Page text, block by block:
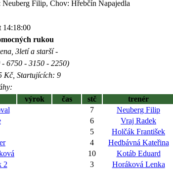
Filip, Chov: Hřebčín Napajedla
14:18:00
rukou
3letí a starší -
6750 - 3150 - 2250)
Kč, Startujících: 9
výrok čas stč trenér
7
Neuberg Filip
6
Vraj Radek
5
Holčák František
4
Hedbávná Kateřina
10
Kotáb Eduard
2 3
Horáková Lenka